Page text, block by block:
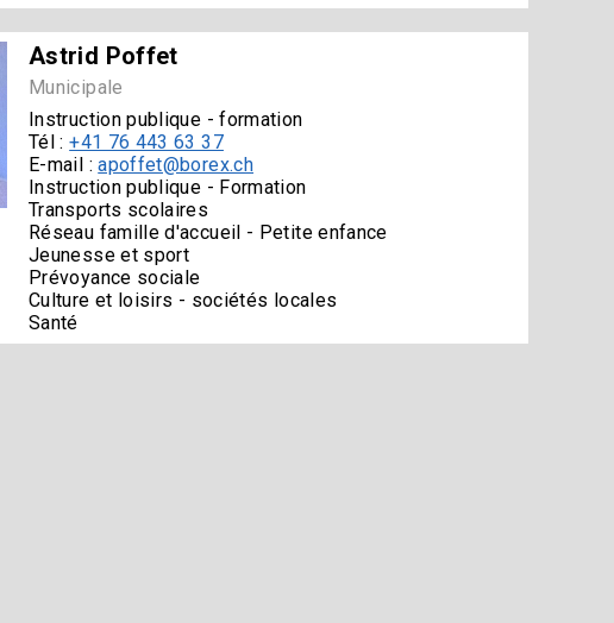
Astrid Poffet
Municipale
Instruction publique - formation
Tél :+41 76 443 63 37
E-mail :apoffet@borex.ch
Instruction publique - Formation
Transports scolaires
Réseau famille d'accueil - Petite enfance
Jeunesse et sport
Prévoyance sociale
Culture et loisirs - sociétés locales
Santé